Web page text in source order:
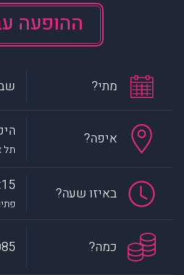
ההופעה
מתי? שבת, 25
איפה?
תל
באיזו שעה?
כמה?